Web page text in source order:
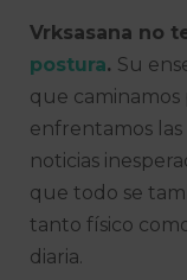
Vrksasana no
postura. Su
que caminamos
enfrentamos las
noticias
que todo se
tanto físico
diaria.